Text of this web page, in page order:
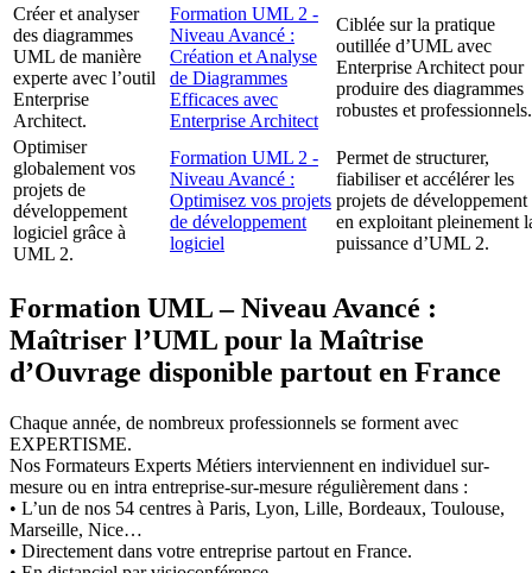
Créer et analyser
des diagrammes
UML de manière
experte avec l’outil
Enterprise
Architect.
Formation UML 2 -
Niveau Avancé :
Création et Analyse
de Diagrammes
Efficaces avec
Enterprise Architect
Ciblée sur la pratique
outillée d’UML avec
Enterprise Architect pour
produire des diagrammes
robustes et professionnels.
Optimiser
globalement vos
projets de
développement
logiciel grâce à
UML 2.
Formation UML 2 -
Niveau Avancé :
Optimisez vos projets
de développement
logiciel
Permet de structurer,
fiabiliser et accélérer les
projets de développement
en exploitant pleinement
puissance d’UML 2.
Formation UML – Niveau Avancé :
Maîtriser l’UML pour la Maîtrise
d’Ouvrage disponible partout en France
Chaque année, de nombreux professionnels se forment avec
EXPERTISME.
Nos Formateurs Experts Métiers interviennent en individuel sur-
mesure ou en intra entreprise-sur-mesure régulièrement dans :
• L’un de nos 54 centres à Paris, Lyon, Lille, Bordeaux, Toulouse,
Marseille, Nice…
• Directement dans votre entreprise partout en France.